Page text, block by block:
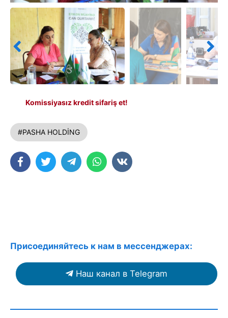
Komissiyasız kredit sifariş et!
#PASHA HOLDİNG
Присоединяйтесь к нам в мессенджерах:
Наш канал в Telegram